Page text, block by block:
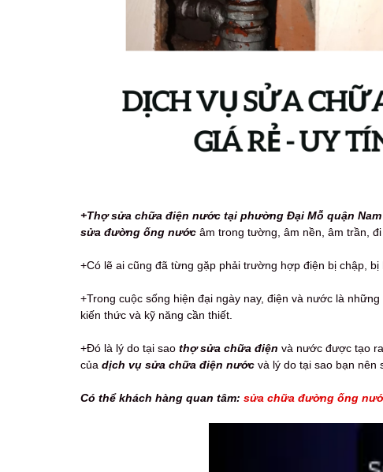
+Thợ sửa chữa điện nước tại phường Đại Mỗ quận
sửa đường ống nước âm trong tường, âm nền, âm trần,
+Có lẽ ai cũng đã từng gặp phải trường hợp điện bị chập,
+Trong cuộc sống hiện đại ngày nay, điện và nước là
kiến thức và kỹ năng cần thiết.
+Đó là lý do tại sao thợ sửa chữa điện và nước được tạo
của dịch vụ sửa chữa điện nước và lý do tại sao bạn nên
Có thể khách hàng quan tâm: sửa chữa đường ống